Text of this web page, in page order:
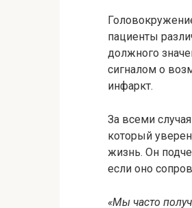
пациенты
должного
сигналом о
инфаркт.
За всеми
который
жизнь. Он
если оно
«Мы часто